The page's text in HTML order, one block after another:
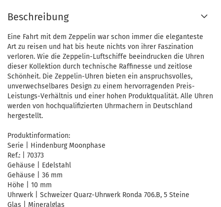
Beschreibung
Eine Fahrt mit dem Zeppelin war schon immer die eleganteste
Art zu reisen und hat bis heute nichts von ihrer Faszination
verloren. Wie die Zeppelin-Luftschiffe beeindrucken die Uhren
dieser Kollektion durch technische Raffinesse und zeitlose
Schönheit. Die Zeppelin-Uhren bieten ein anspruchsvolles,
unverwechselbares Design zu einem hervorragenden Preis-
Leistungs-Verhältnis und einer hohen Produktqualität. Alle Uhren
werden von hochqualifizierten Uhrmachern in Deutschland
hergestellt.
Produktinformation:
Serie | Hindenburg Moonphase
Ref.: | 70373
Gehäuse | Edelstahl
Gehäuse | 36 mm
Höhe | 10 mm
Uhrwerk | Schweizer Quarz-Uhrwerk Ronda 706.B, 5 Steine
Glas | Mineralglas